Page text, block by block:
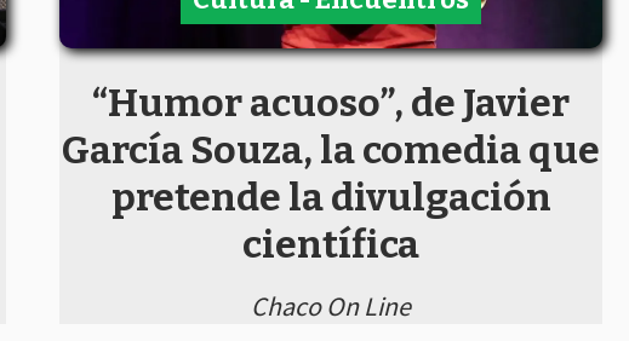
“Humor acuoso”, de Javier
García Souza, la comedia que
pretende la divulgación
científica
Chaco On Line